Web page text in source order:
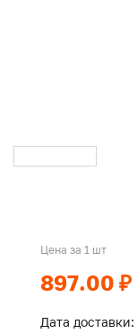
Цена за 1 шт
897.00 ₽
Дата доставки: